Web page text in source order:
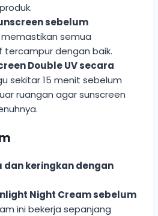
sebelum
memastikan semua
tercampur dengan baik.
Double UV secara
sekitar 15 menit sebelum
ruangan agar sunscreen
dan keringkan dengan
Night Cream sebelum
ini bekerja sepanjang